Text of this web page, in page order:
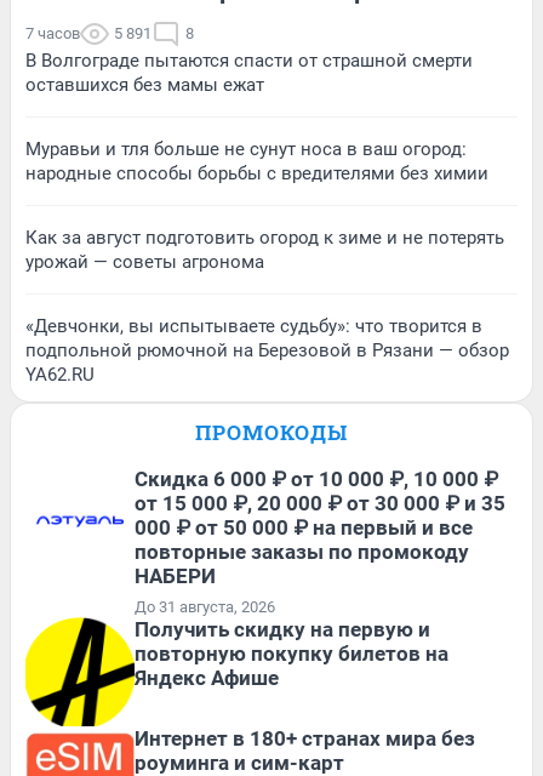
7 часов 5 891 8
В Волгограде пытаются спасти от страшной смерти
оставшихся без мамы ежат
Муравьи и тля больше не сунут носа в ваш огород:
народные способы борьбы с вредителями без химии
Как за август подготовить огород к зиме и не потерять
урожай — советы агронома
«Девчонки, вы испытываете судьбу»: что творится в
подпольной рюмочной на Березовой в Рязани — обзор
YA62.RU
ПРОМОКОДЫ
Скидка 6 000 ₽ от 10 000 ₽, 10 000 ₽
от 15 000 ₽, 20 000 ₽ от 30 000 ₽ и 35
000 ₽ от 50 000 ₽ на первый и все
повторные заказы по промокоду
НАБЕРИ
До 31 августа, 2026
Получить скидку на первую и
повторную покупку билетов на
Яндекс Афише
Интернет в 180+ странах мира без
роуминга и сим-карт